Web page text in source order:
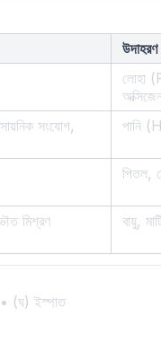
উদাহরণ
লোহা
সংযোগ,
পানি
পিতল,
মিশ্রণ বায়ু,
(ঘ) ইস্পাত